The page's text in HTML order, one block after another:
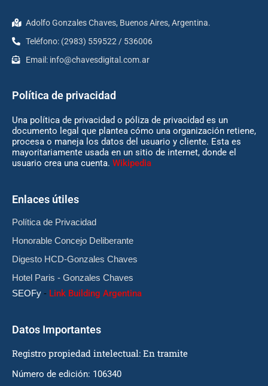
Adolfo Gonzales Chaves, Buenos Aires, Argentina.
Teléfono: (2983) 559522 / 536006
Email: info@chavesdigital.com.ar
Política de privacidad
Una política de privacidad o póliza de privacidad es un
documento legal que plantea cómo una organización retiene,
procesa o maneja los datos del usuario y cliente. Esta es
mayoritariamente usada en un sitio de internet, donde el
usuario crea una cuenta. Wikipedia
Enlaces útiles
Política de Privacidad
Honorable Concejo Deliberante
Digesto HCD-Gonzales Chaves
Hotel Paris - Gonzales Chaves
SEOFy - Link Building Argentina
Datos Importantes
Registro propiedad intelectual: En tramite
Número de edición: 106340